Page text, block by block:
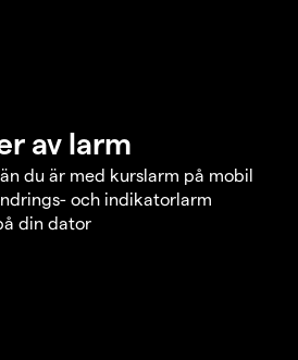
av larm
du är med kurslarm på mobil
och indikatorlarm
din dator